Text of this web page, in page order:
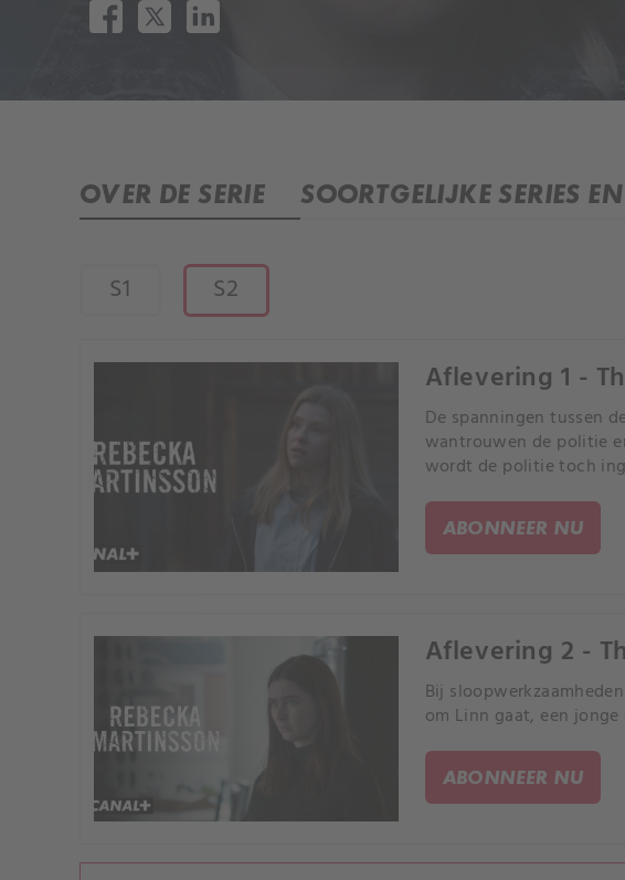
OVER DE SERIE SOORTGELIJKE SERIES
S1 S2
Aflevering 1 -
De spanningen tussen
wantrouwen de politie
wordt de politie toch
ABONNEER NU
Aflevering 2 -
Bij
om Linn gaat, een jonge
ABONNEER NU